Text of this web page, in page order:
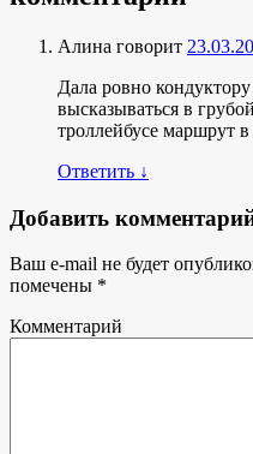
Алина говорит
Дала ровно
высказываться в
троллейбусе маршрут
Ответить ↓
Добавить
Ваш e-mail не будет
помечены *
Комментарий